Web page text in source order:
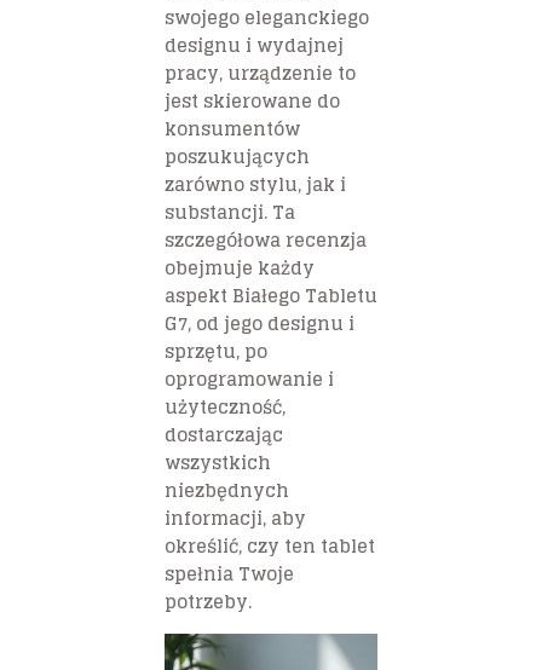
swojego eleganckiego
designu i wydajnej
pracy, urządzenie to
jest skierowane do
konsumentów
poszukujących
zarówno stylu, jak i
substancji. Ta
szczegółowa recenzja
obejmuje każdy
aspekt Białego Tabletu
G7, od jego designu i
sprzętu, po
oprogramowanie i
użyteczność,
dostarczając
wszystkich
niezbędnych
informacji, aby
określić, czy ten tablet
spełnia Twoje
potrzeby.